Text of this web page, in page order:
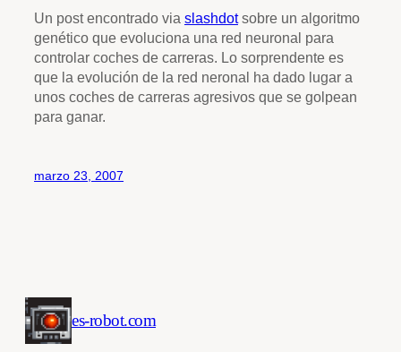
Un post encontrado via slashdotsobre un algoritmo
genético que evoluciona una red neuronal para
controlar coches de carreras. Lo sorprendente es
que la evolución de la red neronal ha dado lugar a
unos coches de carreras agresivos que se golpean
para ganar.
marzo 23, 2007
es-robot.com